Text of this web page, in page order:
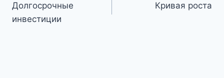
по
Долгосрочные
инвестиции
Кривая роста